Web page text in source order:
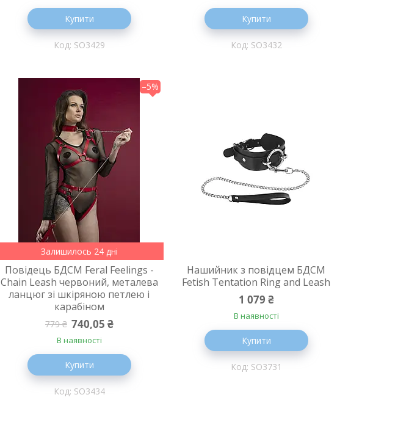
Купити
SO3429
Купити
SO3432
–5%
Залишилось 24 дні
Повідець БДСМ Feral Feelings -
Chain Leash червоний, металева
ланцюг зі шкіряною петлею і
карабіном
779 ₴ 740,05 ₴
В наявності
Купити
SO3434
Нашийник з повідцем БДСМ
Fetish Tentation Ring and Leash
1 079 ₴
В наявності
Купити
SO3731